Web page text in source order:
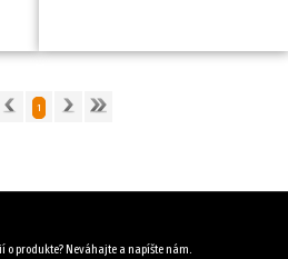
1
o produkte? Neváhajte a napíšte nám.